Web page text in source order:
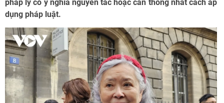
pháp lý có ý nghĩa nguyên tắc hoặc cần thống nhất cách áp
dụng pháp luật.